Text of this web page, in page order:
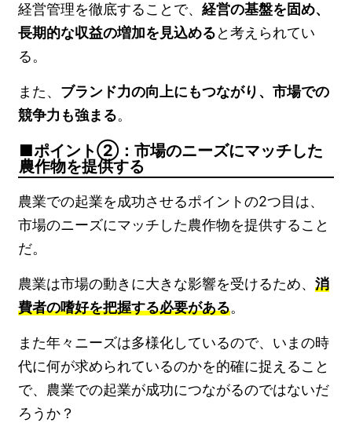
経営管理を徹底することで、経営の基盤を固め、
長期的な収益の増加を見込めると考えられてい
る。
また、 ブランド力の向上にもつながり、市場での
競争力も強まる。
ポイント②：市場のニーズにマッチした
農作物を提供する
農業での起業を成功させるポイントの2つ目は、
市場のニーズにマッチした農作物を提供すること
だ。
農業は市場の動きに大きな影響を受けるため、消
費者の嗜好を把握する必要がある。
また年々ニーズは多様化しているので、いまの時
代に何が求められているのかを的確に捉えること
で、農業での起業が成功につながるのではないだ
ろうか？